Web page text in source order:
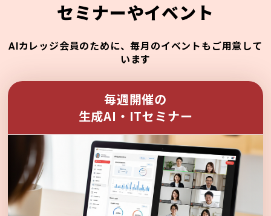
セミナーやイベント
AIカレッジ会員のために、毎月のイベントもご用意して
います
毎週開催の
生成AI・ITセミナー